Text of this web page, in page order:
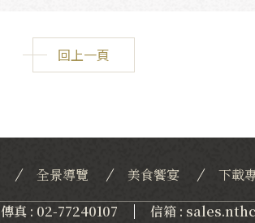
回上一頁
全景導覽 美食饗宴 下載
傳真 : 02-77240107
信箱 :